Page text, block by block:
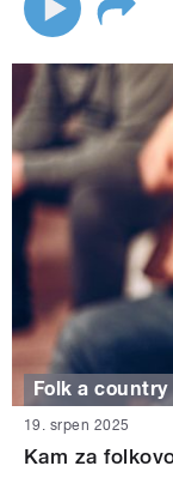
Folk a country
19. srpen 2025
Kam za